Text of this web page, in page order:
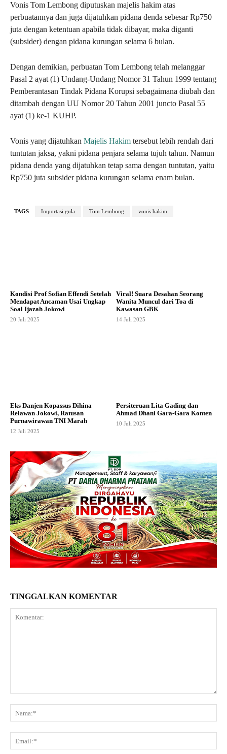
Vonis Tom Lembong diputuskan majelis hakim atas
perbuatannya dan juga dijatuhkan pidana denda sebesar Rp750
juta dengan ketentuan apabila tidak dibayar, maka diganti
(subsider) dengan pidana kurungan selama 6 bulan.
Dengan demikian, perbuatan Tom Lembong telah melanggar
Pasal 2 ayat (1) Undang-Undang Nomor 31 Tahun 1999 tentang
Pemberantasan Tindak Pidana Korupsi sebagaimana diubah dan
ditambah dengan UU Nomor 20 Tahun 2001 juncto Pasal 55
ayat (1) ke-1 KUHP.
Vonis yang dijatuhkan Majelis Hakim tersebut lebih rendah dari
tuntutan jaksa, yakni pidana penjara selama tujuh tahun. Namun
pidana denda yang dijatuhkan tetap sama dengan tuntutan, yaitu
Rp750 juta subsider pidana kurungan selama enam bulan.
TAGS Importasi gula Tom Lembong vonis hakim
Kondisi Prof Sofian Effendi Setelah
Mendapat Ancaman Usai Ungkap
Soal Ijazah Jokowi
20 Juli 2025
Viral! Suara Desahan Seorang
Wanita Muncul dari Toa di
Kawasan GBK
14 Juli 2025
Eks Danjen Kopassus Dihina
Relawan Jokowi, Ratusan
Purnawirawan TNI Marah
12 Juli 2025
Persiteruan Lita Gading dan
Ahmad Dhani Gara-Gara Konten
10 Juli 2025
TINGGALKAN KOMENTAR